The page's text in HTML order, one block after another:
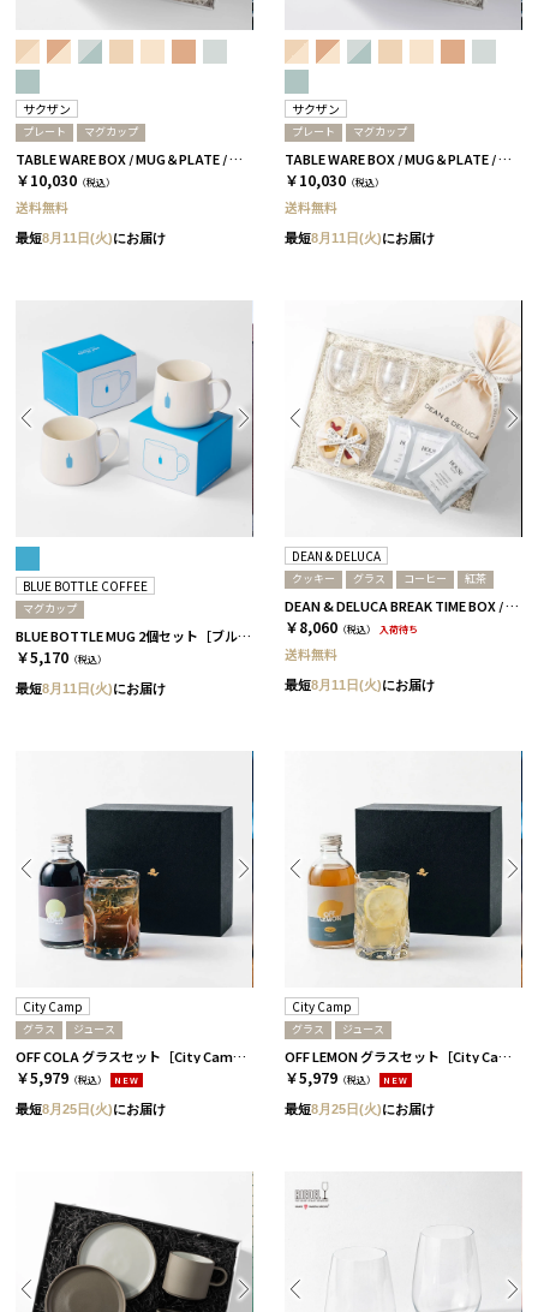
サクザン
プレート マグカップ
TABLE WARE BOX / MUG＆PLATE / テラコッタ［サクザン×HYACCA］
￥10,030 （税込）
送料無料
最短8月11日(火)にお届け
サクザン
プレート マグカップ
TABLE WARE BOX / MUG＆PLATE / アクアブルー［サクザン×HYACCA］
￥10,030 （税込）
送料無料
最短8月11日(火)にお届け
BLUE BOTTLE COFFEE
マグカップ
BLUE BOTTLE MUG 2個セット［ブルーボトルコーヒー］
￥5,170 （税込）
最短8月11日(火)にお届け
DEAN & DELUCA
クッキー グラス コーヒー 紅茶
DEAN & DELUCA BREAK TIME BOX / 全2種［ディーン＆デルーカ］ コーヒー
￥8,060 （税込） 入荷待ち
送料無料
最短8月11日(火)にお届け
City Camp
グラス ジュース
OFF COLA グラスセット［City Camp］
￥5,979 （税込） NEW
最短8月25日(火)にお届け
City Camp
グラス ジュース
OFF LEMON グラスセット［City Camp］
￥5,979 （税込） NEW
最短8月25日(火)にお届け